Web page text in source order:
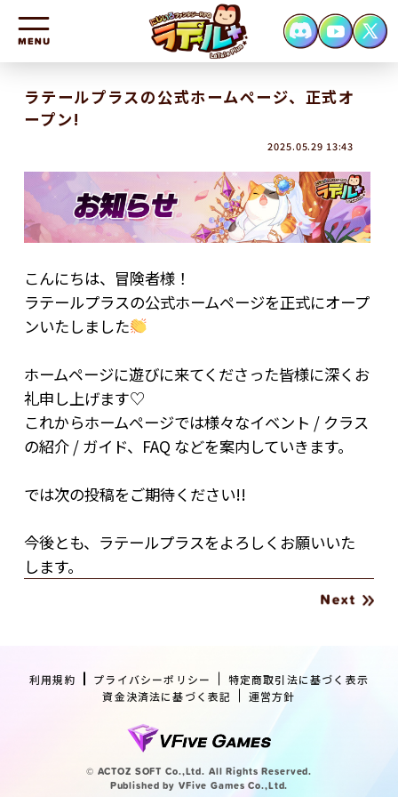
HOME
NEWS
SYSTEM
FAQ
ラテールプラスの公式ホームページ、正式オ
ープン!
2025.05.29 13:43
こんにちは、冒険者様！
ラテールプラスの公式ホームページを正式にオープ
ンいたしました
ホームページに遊びに来てくださった皆様に深くお
礼申し上げます♡
これからホームページでは様々なイベント / クラス
の紹介 / ガイド、FAQ などを案内していきます。
では次の投稿をご期待ください!!
今後とも、ラテールプラスをよろしくお願いいた
します。
利用規約 プライバシーポリシー
特定商取引法に基づく表示
資金決済法に基づく表記
運営方針
© ACTOZ SOFT Co.,Ltd. All Rights Reserved.
Published by VFive Games Co.,Ltd.